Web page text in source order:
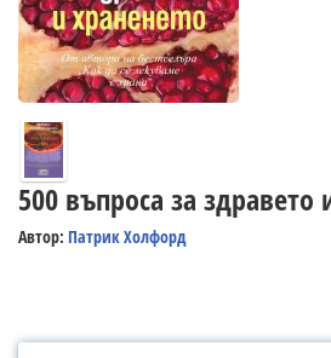
500 въпроса за здравето
Автор: Патрик Холфорд